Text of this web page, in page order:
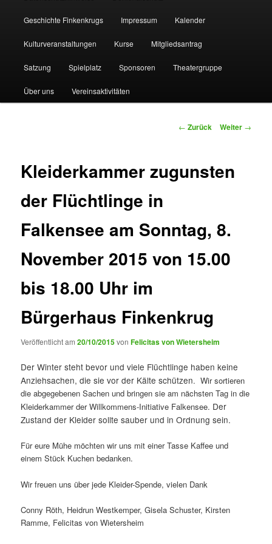
Geschichte Finkenkrugs Impressum Kalender
Kulturveranstaltungen Kurse Mitgliedsantrag
Satzung Spielplatz Sponsoren Theatergruppe
Über uns Vereinsaktivitäten
Beitragsnavigation
← Zurück Weiter →
Kleiderkammer zugunsten
der Flüchtlinge in
Falkensee am Sonntag, 8.
November 2015 von 15.00
bis 18.00 Uhr im
Bürgerhaus Finkenkrug
Veröffentlicht am20/10/2015vonFelicitas von Wietersheim
Der Winter steht bevor und viele Flüchtlinge haben keine
Anziehsachen, die sie vor der Kälte schützen. Wir sortieren
die abgegebenen Sachen und bringen sie am nächsten Tag in die
Kleiderkammer der Willkommens-Initiative Falkensee. Der
Zustand der Kleider sollte sauber und in Ordnung sein.
Für eure Mühe möchten wir uns mit einer Tasse Kaffee und
einem Stück Kuchen bedanken.
Wir freuen uns über jede Kleider-Spende, vielen Dank
Conny Röth, Heidrun Westkemper, Gisela Schuster, Kirsten
Ramme, Felicitas von Wietersheim